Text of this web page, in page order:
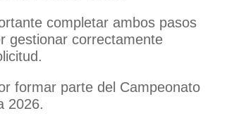
completar ambos pasos
gestionar correctamente
formar parte del Campeonato
2026.